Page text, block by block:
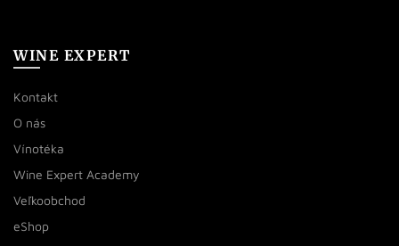
WINE EXPERT
Kontakt
O nás
Vínotéka
Wine Expert Academy
Veľkoobchod
eShop